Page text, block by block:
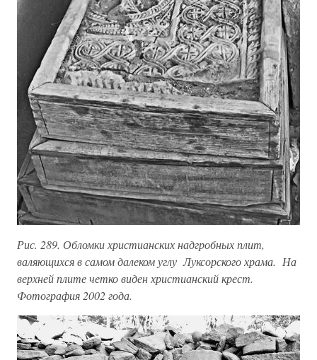
Рис. 289. Обломки христианских надгробных плит,
валяющихся в самом далеком углу Луксорского храма. На
верхней плите четко виден христианский крест.
Фотография 2002 года.